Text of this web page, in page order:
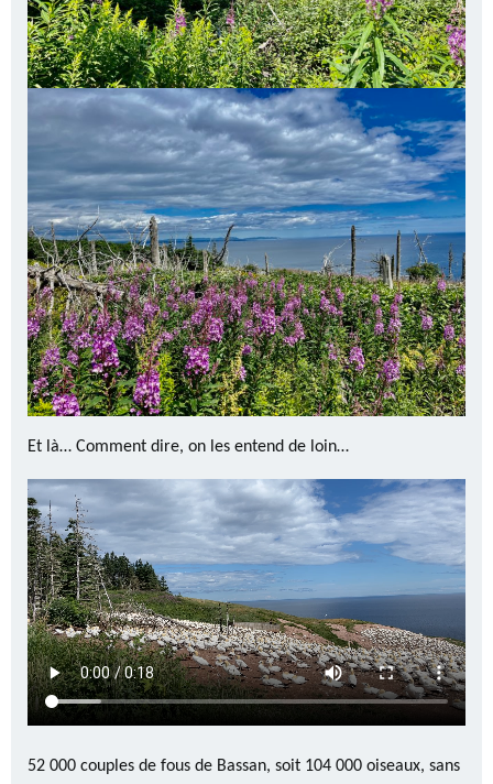
Et là… Comment dire, on les entend de loin…
52 000 couples de fous de Bassan, soit 104 000 oiseaux, sans